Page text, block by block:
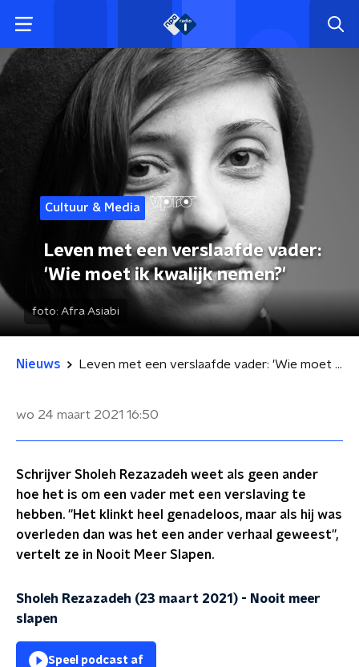
Cultuur & Media
Leven met een verslaafde vader:
'Wie moet ik kwalijk nemen?'
foto: Afra Asiabi
Nieuws Leven met een verslaafde vader: 'Wie moet ik kwalijk nemen?'
wo 24 maart 2021 16:50
Schrijver Sholeh Rezazadeh weet als geen ander
hoe het is om een vader met een verslaving te
hebben. ''Het klinkt heel genadeloos, maar als hij was
overleden dan was het een ander verhaal geweest'',
vertelt ze in Nooit Meer Slapen.
Sholeh Rezazadeh (23 maart 2021) - Nooit meer
slapen
Speel podcast af